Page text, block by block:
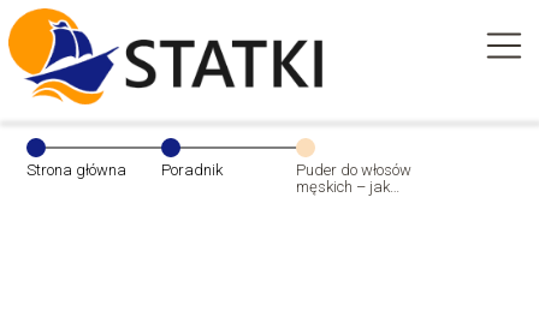
Strona główna Poradnik
Puder do włosów
męskich – jak